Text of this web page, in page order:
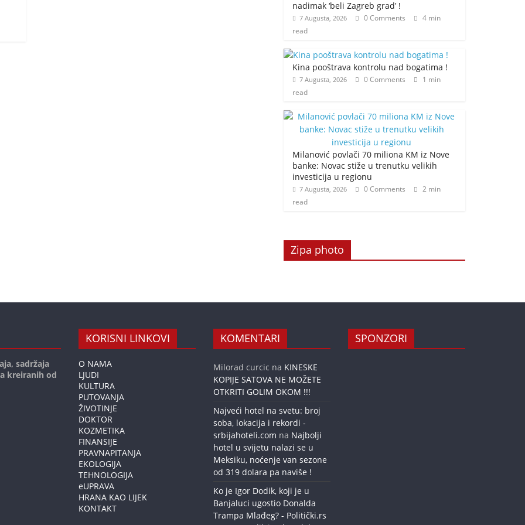
nadimak ‘beli Zagreb grad’ !
7 Augusta, 2026 0 Comments
4 min
read
Kina pooštrava kontrolu nad bogatima !
7 Augusta, 2026 0 Comments
1 min
read
Milanović povlači 70 miliona KM iz Nove
banke: Novac stiže u trenutku velikih
investicija u regionu
7 Augusta, 2026 0 Comments
2 min
read
Zipa photo
sadržaja
kreiranih od
KORISNI LINKOVI
O NAMA
LJUDI
KULTURA
PUTOVANJA
ŽIVOTINJE
DOKTOR
KOZMETIKA
FINANSIJE
PRAVNAPITANJA
EKOLOGIJA
TEHNOLOGIJA
eUPRAVA
HRANA KAO LIJEK
KONTAKT
KOMENTARI
Milorad curcic na KINESKE
KOPIJE SATOVA NE MOŽETE
OTKRITI GOLIM OKOM !!!
Najveći hotel na svetu: broj
soba, lokacija i rekordi -
srbijahoteli.com na Najbolji
hotel u svijetu nalazi se u
Meksiku, noćenje van sezone
od 319 dolara pa naviše !
Ko je Igor Dodik, koji je u
Banjaluci ugostio Donalda
Trampa Mlađeg? - Politički.rs
SPONZORI